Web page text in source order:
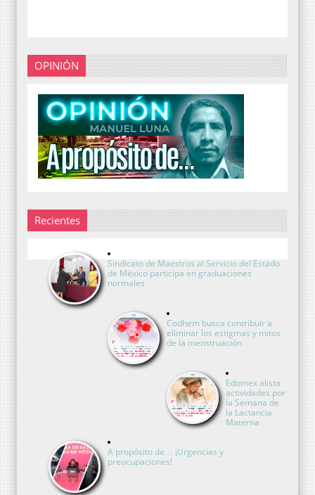
OPINIÓN
Recientes
Sindicato de Maestros al Servicio del Estado
de México participa en graduaciones
normales
Codhem busca contribuir a
eliminar los estigmas y mitos
de la menstruación
Edomex alista
actividades por
la Semana de
la Lactancia
Materna
A propósito de… ¡Urgencias y
preocupaciones!